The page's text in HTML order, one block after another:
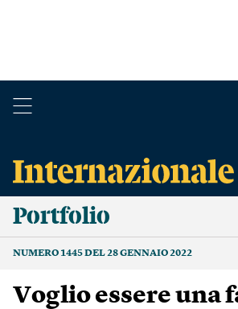
Portfolio
NUMERO 1445 DEL 28 GENNAIO 2022
Voglio essere una